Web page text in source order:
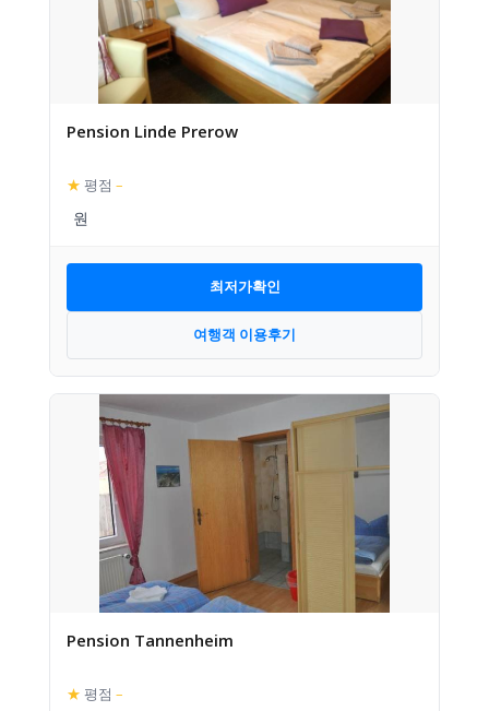
Pension Linde Prerow
★ 평점 –
최저가확인
여행객 이용후기
Pension Tannenheim
★ 평점 –